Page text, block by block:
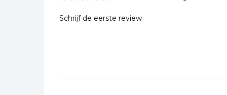
Schrijf de eerste review